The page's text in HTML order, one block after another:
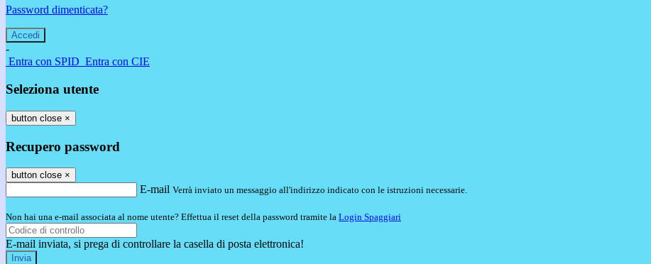
Password dimenticata?
-
Entra con SPID Entra con CIE
Seleziona utente
button close ×
Recupero password
button close ×
E-mail Verrà inviato un messaggio all'indirizzo indicato con le istruzioni necessarie.
Non hai una e-mail associata al nome utente? Effettua il reset della password tramite la Login Spaggiari
E-mail inviata, si prega di controllare la casella di posta elettronica!